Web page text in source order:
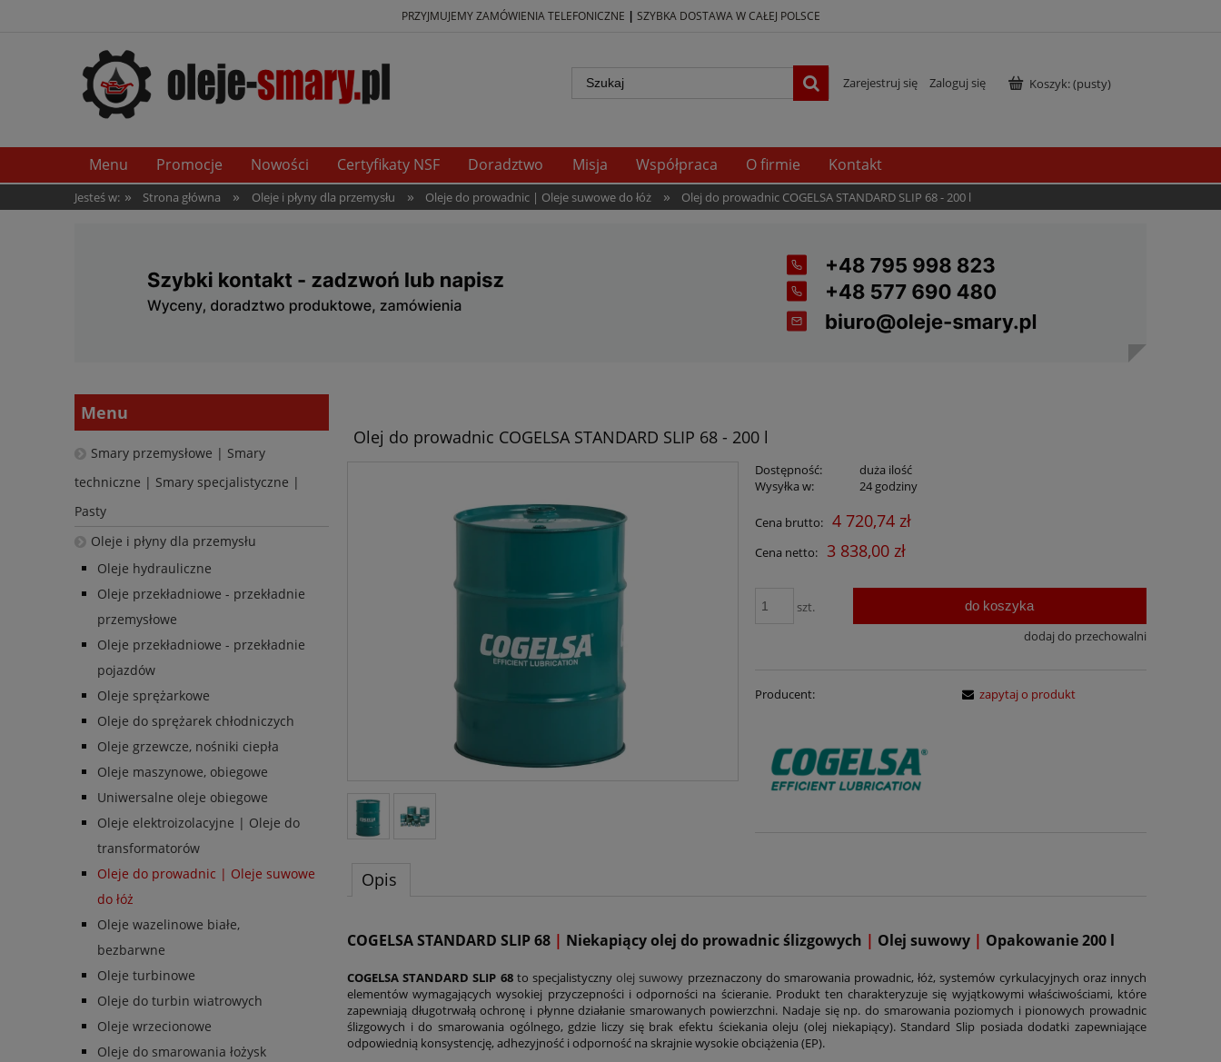
PRZYJMUJEMY ZAMÓWIENIA TELEFONICZNE | SZYBKA DOSTAWA W CAŁEJ POLSCE
Koszyk:(pusty)
Zarejestruj się Zaloguj się
Menu Promocje Nowości Certyfikaty NSF Doradztwo Misja Współpraca O firmie Kontakt
Jesteś w: » Strona główna » Oleje i płyny dla przemysłu » Oleje do prowadnic | Oleje suwowe do łóż » Olej do prowadnic COGELSA STANDARD SLIP 68 - 200 l
Menu
Smary przemysłowe | Smary
techniczne | Smary specjalistyczne |
Pasty
Oleje i płyny dla przemysłu
Oleje hydrauliczne
Oleje przekładniowe - przekładnie
przemysłowe
Oleje przekładniowe - przekładnie
pojazdów
Oleje sprężarkowe
Oleje do sprężarek chłodniczych
Oleje grzewcze, nośniki ciepła
Oleje maszynowe, obiegowe
Uniwersalne oleje obiegowe
Oleje elektroizolacyjne | Oleje do
transformatorów
Oleje do prowadnic | Oleje suwowe
do łóż
Oleje wazelinowe białe,
bezbarwne
Oleje turbinowe
Oleje do turbin wiatrowych
Oleje wrzecionowe
Oleje do smarowania łożysk
Olej do prowadnic COGELSA STANDARD SLIP 68 - 200 l
Dostępność:
duża ilość
Wysyłka w:
24 godziny
Cena brutto: 4 720,74 zł
Cena netto: 3 838,00 zł
szt. do koszyka
dodaj do przechowalni
Producent: zapytaj o produkt
Opis
COGELSA STANDARD SLIP 68 | Niekapiący olej do prowadnic ślizgowych | Olej suwowy | Opakowanie 200 l
COGELSA STANDARD SLIP 68 to specjalistycznyolej suwowy przeznaczony do smarowania prowadnic, łóż, systemów cyrkulacyjnych oraz innych
elementów wymagających wysokiej przyczepności i odporności na ścieranie. Produkt ten charakteryzuje się wyjątkowymi właściwościami, które
zapewniają długotrwałą ochronę i płynne działanie smarowanych powierzchni. Nadaje się np. do smarowania poziomych i pionowych prowadnic
ślizgowych i do smarowania ogólnego, gdzie liczy się brak efektu ściekania oleju (olej niekapiący). Standard Slip posiada dodatki zapewniające
odpowiednią konsystencję, adhezyjność i odporność na skrajnie wysokie obciążenia (EP).